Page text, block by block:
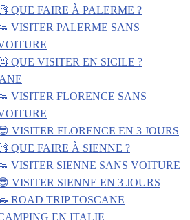
QUE FAIRE À PALERME ?
VISITER PALERME SANS
QUE VISITER EN SICILE ?
VISITER FLORENCE SANS
VISITER FLORENCE EN 3 JOURS
QUE FAIRE À SIENNE ?
VISITER SIENNE SANS VOITURE
VISITER SIENNE EN 3 JOURS
ROAD TRIP TOSCANE
EN ITALIE